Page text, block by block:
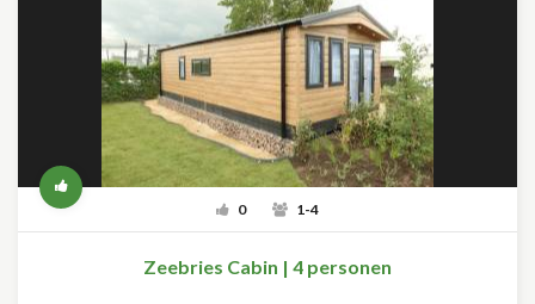
0 1-4
Zeebries Cabin | 4 personen